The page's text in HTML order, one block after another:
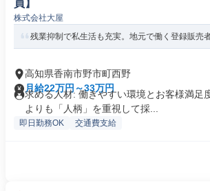
員】
株式会社大屋
残業抑制で私生活も充実。地元で働く登録販売
高知県香南市野市町西野
月給22万円～33万円
求める人材: 働きやすい環境とお客様満足
よりも「人柄」を重視して採...
即日勤務OK 交通費支給